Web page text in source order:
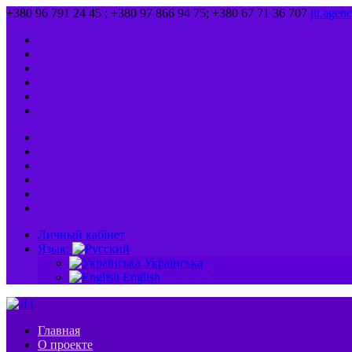
+380 96 791 24 45 ; +380 97 866 94 75; +380 67 71 36 707
Личный кабінет
Язык:
Українська
English
Главная
О проекте